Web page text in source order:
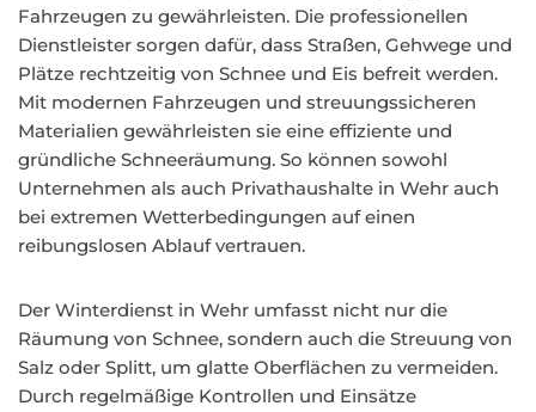
Fahrzeugen zu gewährleisten. Die professionellen
Dienstleister sorgen dafür, dass Straßen, Gehwege und
Plätze rechtzeitig von Schnee und Eis befreit werden.
Mit modernen Fahrzeugen und streuungssicheren
Materialien gewährleisten sie eine effiziente und
gründliche Schneeräumung. So können sowohl
Unternehmen als auch Privathaushalte in Wehr auch
bei extremen Wetterbedingungen auf einen
reibungslosen Ablauf vertrauen.
Der Winterdienst in Wehr umfasst nicht nur die
Räumung von Schnee, sondern auch die Streuung von
Salz oder Splitt, um glatte Oberflächen zu vermeiden.
Durch regelmäßige Kontrollen und Einsätze